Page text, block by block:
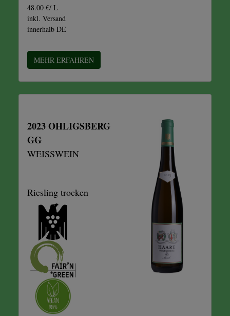
48.00 €/ L
inkl. Versand
innerhalb DE
MEHR ERFAHREN
2023 OHLIGSBERG
GG
WEISSWEIN
Riesling trocken